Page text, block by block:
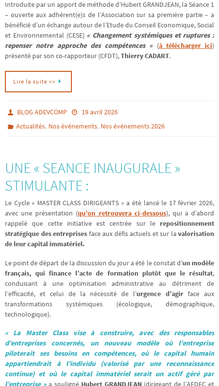
Introduite par un apport de méthode d’Hubert GRANDJEAN, la Séance 1
– ouverte aux adhérent(e)s de l’Association sur sa première partie – a
bénéficié d’un échange autour de l’Etude du Conseil Economique, Social
et Environnemental (CESE) « Changement systémiques et ruptures :
repenser notre approche des compétences » (à télécharger ici)
présenté par son co-rapporteur (CFDT),Thierry CADART.
Lire la suite >>
BLOG ADEVCOMP
19 avril 2026
Actualités, Nos événements, Nos événements 2026
UNE « SEANCE INAUGURALE »
STIMULANTE :
Le Cycle « MASTER CLASS DIRIGEANTS » a été lancé le 17 février 2026,
avec une présentation (qu’on retrouvera ci-dessous), qui a d’abord
rappelé que cette initiative est centrée sur le repositionnement
stratégique des entreprises face aux défis actuels et sur lavalorisation
de leur capital immatériel.
Le point de départ de la discussion du jour a été le constat d’un modèle
français, qui finance l’acte de formation plutôt que le résultat,
conduisant à une optimisation administrative au détriment de
l’efficacité, et celui de la nécessité de l’urgence d’agirface aux
transformations systémiques (écologique, démographique,
technologique).
« La Master Class vise à construire, avec des responsables
d’entreprises concernés, un nouveau modèle où l’entreprise
piloterait ses besoins en compétences, où le capital humain
appartiendrait à l’individu (valorisé par une reconnaissance
continue) et où le capital immatériel serait un actif géré par
l’entreprise »a souligné Hubert GRANDJEAN(dirigeant de l’AFDEC et